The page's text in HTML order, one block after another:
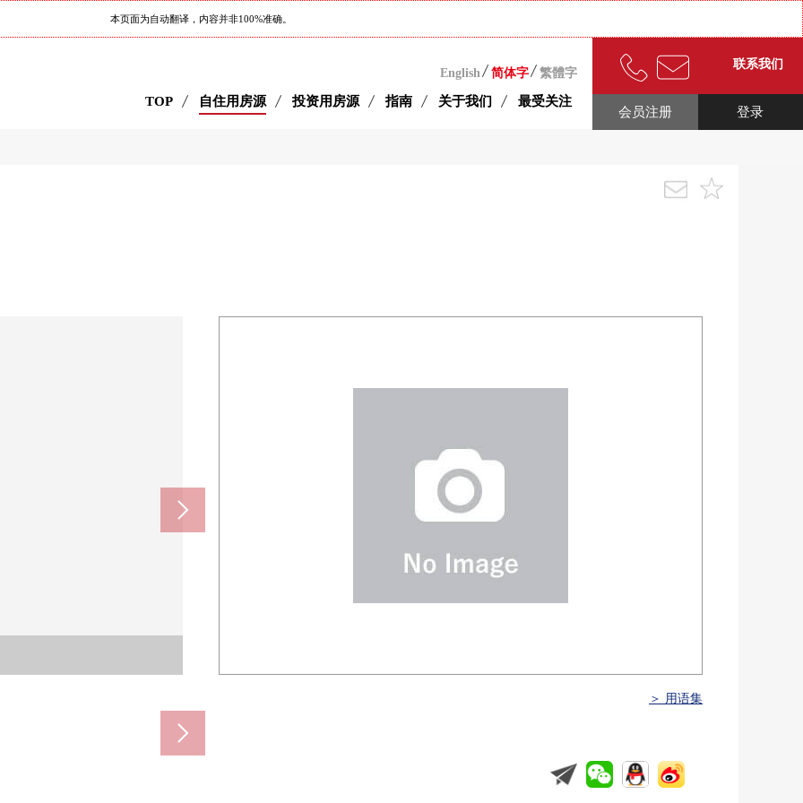
本页面为自动翻译，内容并非100%准确。
English 简体字 繁體字
TOP 自住用房源 投资用房源 指南 关于我们 最受关注
联系我们
登录
会员注册
＞ 用语集